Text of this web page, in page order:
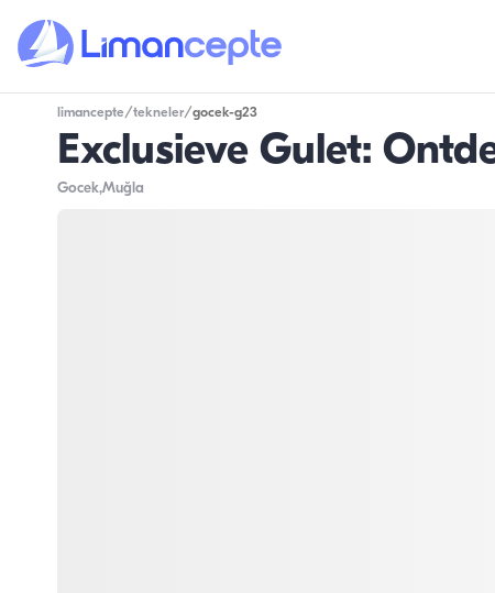
limancepte/tekneler/gocek-g23
Exclusieve Gulet:
Gocek,Muğla